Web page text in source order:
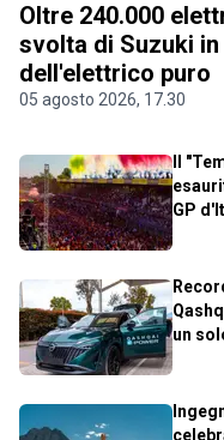
Oltre 240.000
svolta di Suzuki
dell'elettrico puro
05 agosto 2026, 17.30
Il
GP
un